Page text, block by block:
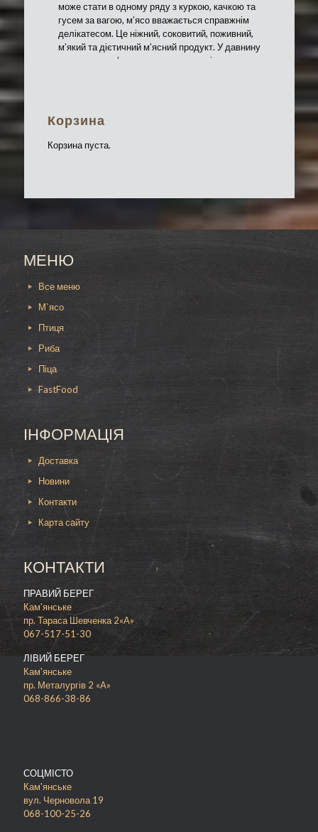
може стати в одному ряду з куркою, качкою та
гусем за вагою, м’ясо вважається справжнім
делікатесом. Це ніжний, соковитий, поживний,
м’який та дієтичний м’ясний продукт. У давнину
перепелине м’ясо вважалося королівською
Майстер». Купити перепелів можна, відвідавши
м. Кам’янське. Ціна вказана у меню. Наша
Спочатку промаринуйте птаха, щоб м’ясо
гриль чи мангал. Дочекайтеся моменту, коли
вугілля покриється білим попелом. Розкладіть
перепелів на змащену олією грати. Смажте,
часто перевертаючи, щоб м’ясо не підгоріло.
Періодично можна збризкувати винним чи
соєвим соусом. Стандартно смаження
перепелів триває близько 20 хвилин.
Перепела на грилі
Більшість страв на мангалі важко зіпсувати.
пересоленим. Цю птицю треба вміти готувати.
Перепілку легко пересмажити, а потім м’ясо
стане дуже сухим і жорстким.
Якщо ви стежите за фігурою або потребуєте
підрахунку кілокалорій, вам відмінно підійде це
калорійністю. У ньому зустрічається багато
вітамінів, корисних мікроелементів.
Включивши перепелине м’ясо до свого раціону
харчування, ви автоматично зміцнюєте
імунітет і серцево-судинну систему.
Корзина
Корзина пуста.
МЕНЮ
Все меню
М`ясо
Птиця
Риба
Піца
FastFood
ІНФОРМАЦІЯ
Доставка
Новини
Контакти
Карта сайту
КОНТАКТИ
ПРАВИЙ БЕРЕГ
Кам'янське
пр. Тараса Шевченка 2«А»
067-517-51-30
ЛІВИЙ БЕРЕГ
Кам'янське
пр. Металургів 2 «А»
068-866-38-86
СОЦМІСТО
Кам'янське
вул. Черновола 19
068-100-25-26